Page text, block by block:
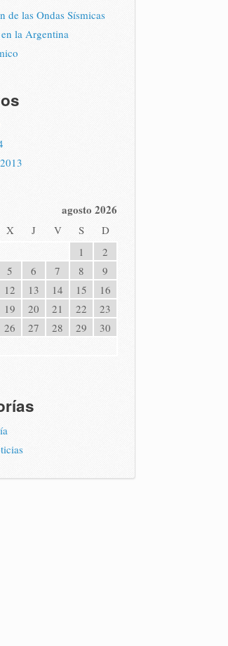
de las Ondas Sísmicas
la Argentina
agosto 2026
X J V S
D
1
2
5 6 7 8
9
12 13 14 15
16
19 20 21 22
23
26 27 28 29
30